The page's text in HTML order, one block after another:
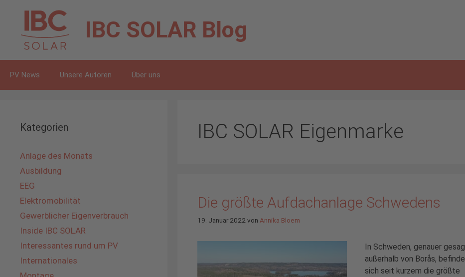
springen
IBC SOLAR Blog
PV News Unsere Autoren Über uns
IBC SOLAR Eigenmarke
Die größte Aufdachanlage Schwedens
19. Januar 2022 von Annika Bloem
In Schweden, genauer
außerhalb von Borås,
sich seit kurzem die größte
Kategorien
Anlage des Monats
Ausbildung
EEG
Elektromobilität
Gewerblicher Eigenverbrauch
Inside IBC SOLAR
Interessantes rund um PV
Internationales